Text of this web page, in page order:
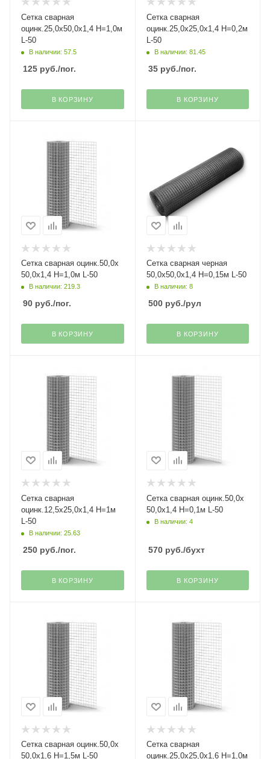
Сетка сварная
оцинк.25,0х50,0х1,4 H=1,0м
L-50
В наличии: 57.5
125 руб./пог.
В КОРЗИНУ
Сетка сварная
оцинк.25,0х25,0х1,4 H=0,2м
L-50
В наличии: 81.45
35руб./пог.
В КОРЗИНУ
Сетка сварная оцинк.50,0х
50,0х1,4 Н=1,0м L-50
В наличии: 219.3
90 руб./пог.
В КОРЗИНУ
Сетка сварная черная
50,0х50,0х1,4 Н=0,15м L-50
В наличии: 8
500руб./рул
В КОРЗИНУ
Сетка сварная
оцинк.12,5х25,0х1,4 Н=1м
L-50
В наличии: 25.63
250 руб./пог.
В КОРЗИНУ
Сетка сварная оцинк.50,0х
50,0х1,4 H=0,1м L-50
В наличии: 4
570руб./бухт
В КОРЗИНУ
Сетка сварная оцинк.50,0х
50,0х1,6 Н=1,5м L-50
Сетка сварная
оцинк.25,0х25,0х1,6 Н=1,0м